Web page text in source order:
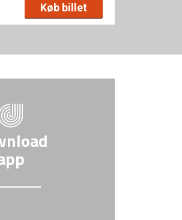
Køb billet